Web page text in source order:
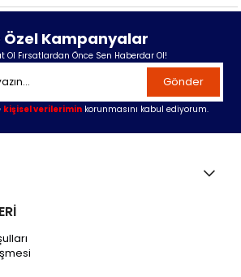
Özel Kampanyalar
Ol Fırsatlardan Önce Sen Haberdar Ol!
Gönder
kişisel verilerimin korunmasını kabul ediyorum.